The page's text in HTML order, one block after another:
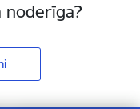
noderīga?